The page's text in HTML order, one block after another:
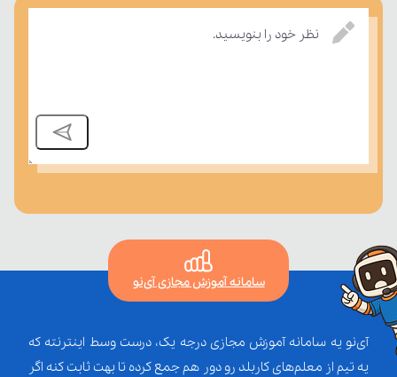
نظر خود را بنویسید.
سامانه آموزش مجازی آی‌نو
آی‌نو یه سامانه آموزش مجازی درجه یک، درست وسط اینترنته که
یه تیم از معلم‌‌های کاربلد رو دور هم جمع کرده تا بهت ثابت کنه اگر